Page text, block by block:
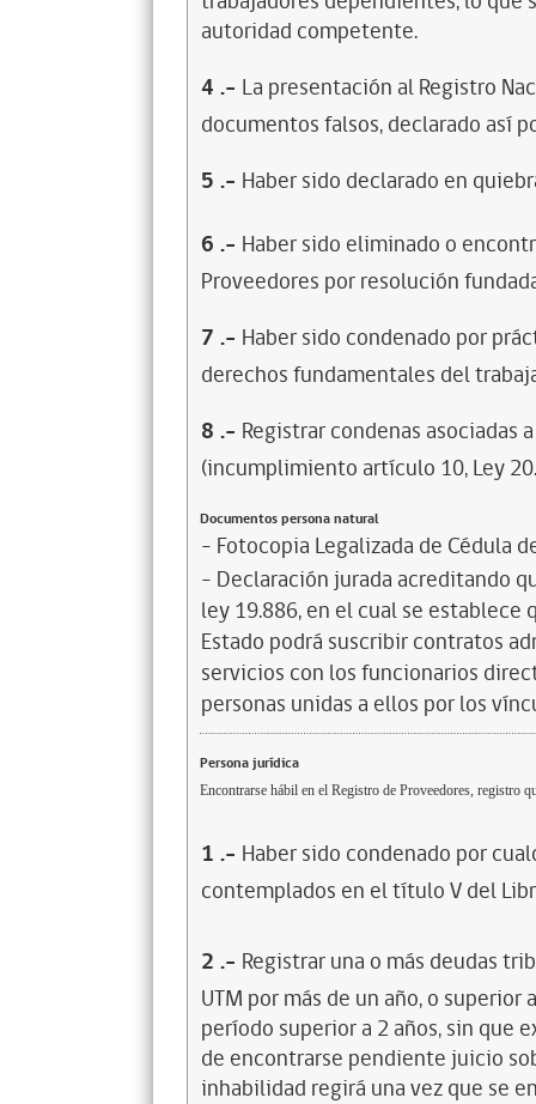
autoridad competente.
4 .- La presentación al Registro
documentos falsos, declarado así
5 .- Haber sido declarado en
6 .- Haber sido eliminado o
Proveedores por resolución
7 .- Haber sido condenado por
derechos fundamentales del
8 .- Registrar condenas asociadas
(incumplimiento artículo 10, Ley
Documentos persona natural
- Fotocopia Legalizada de Cédula
- Declaración jurada acreditando
ley 19.886, en el cual se
Estado podrá suscribir contratos
servicios con los funcionarios
personas unidas a ellos por los
Persona jurídica
Encontrarse hábil en el Registro de Proveedores, registro
1 .- Haber sido condenado por
contemplados en el título V del
2 .- Registrar una o más deudas
UTM por más de un año, o
período superior a 2 años, sin que
de encontrarse pendiente juicio
inhabilidad regirá una vez que se